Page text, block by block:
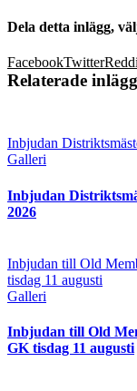
Dela detta inlägg,
FacebookTwitter
Relaterade inlägg
Inbjudan
Galleri
Inbjudan
2026
Inbjudan till Old
tisdag 11 augusti
Galleri
Inbjudan till Old
GK tisdag 11 augusti